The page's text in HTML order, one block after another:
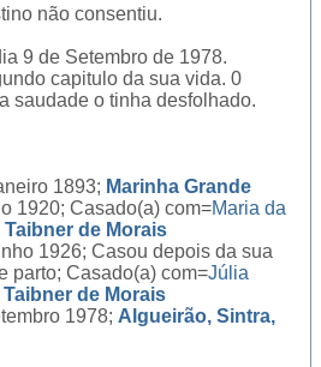
não consentiu.
9 de Setembro de 1978.
capitulo da sua vida. 0
saudade o tinha desfolhado.
1893; Marinha Grande
1920; Casado(a) com=Maria da
Taibner de Morais
1926; Casou depois da sua
parto; Casado(a) com=Júlia
Taibner de Morais
1978; Algueirão, Sintra,